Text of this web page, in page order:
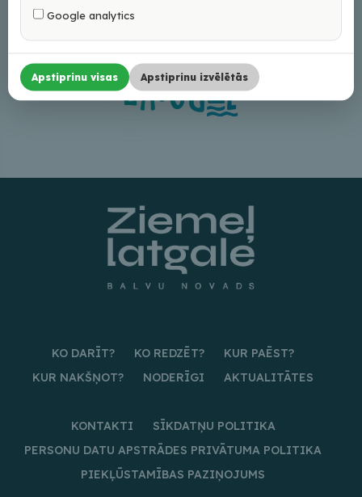
KO DARĪT? KO REDZĒT?
KUR PAĒST?
KUR NAKŠŅOT?
NODERĪGI AKTUALITĀTES
KONTAKTI
SĪKDATŅU POLITIKA
PERSONU DATU APSTRĀDES PRIVĀTUMA POLITIKA
PIEKĻŪSTAMĪBAS PAZIŅOJUMS
Google analytics
Apstiprinu visas Apstiprinu izvēlētās